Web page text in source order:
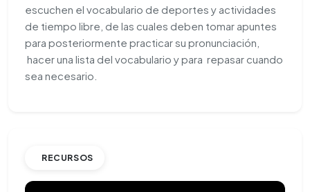
escuchen el vocabulario de deportes y actividades
de tiempo libre, de las cuales deben tomar apuntes
para posteriormente practicar su pronunciación,
hacer una lista del vocabulario y para repasar cuando
sea necesario.
RECURSOS